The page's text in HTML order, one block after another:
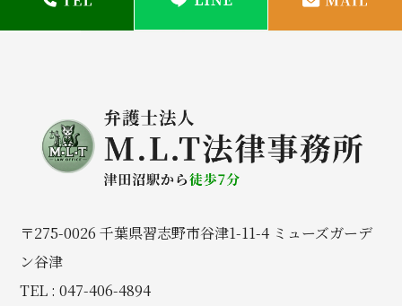
〒275-0026 千葉県習志野市谷津1-11-4 ミューズガーデ
ン谷津
TEL : 047-406-4894